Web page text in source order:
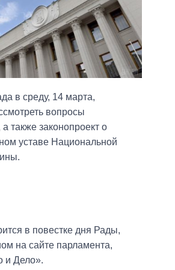
в среду, 14 марта,
вопросы
также законопроект о
уставе Национальной
в повестке дня Рады,
на сайте парламента,
и Дело».